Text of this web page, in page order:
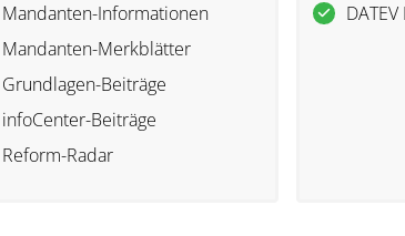
Mandanten-Informationen
Mandanten-Merkblätter
Grundlagen-Beiträge
infoCenter-Beiträge
Reform-Radar